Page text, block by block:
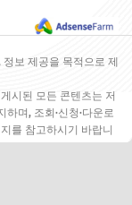
보 제공을 목적으로 제
시된 모든 콘텐츠는 저
며, 조회·신청·다운로
를 참고하시기 바랍니